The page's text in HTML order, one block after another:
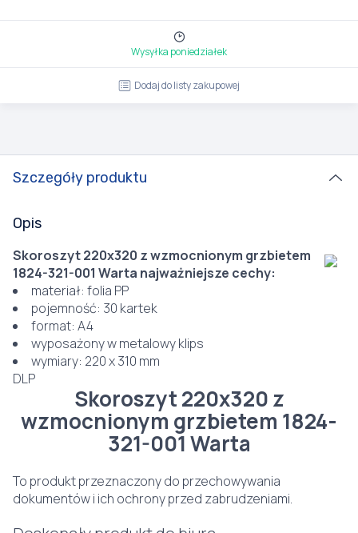
Wysyłka poniedziałek
Dodaj do listy zakupowej
Szczegóły produktu
Opis
Skoroszyt 220x320 z wzmocnionym grzbietem
1824-321-001 Warta najważniejsze cechy:
materiał: folia PP
pojemność: 30 kartek
format: A4
wyposażony w metalowy klips
wymiary: 220 x 310 mm
DLP
Skoroszyt 220x320 z
wzmocnionym grzbietem 1824-
321-001 Warta
To produkt przeznaczony do przechowywania
dokumentów i ich ochrony przed zabrudzeniami.